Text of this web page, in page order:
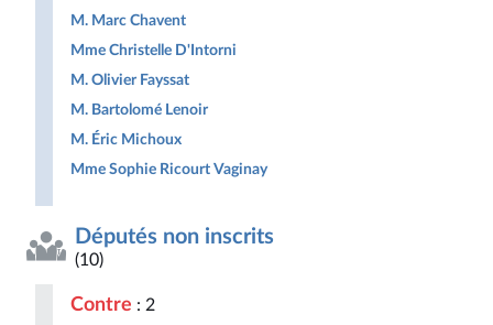
M. Marc Chavent
Mme Christelle D'Intorni
M. Olivier Fayssat
M. Bartolomé Lenoir
M. Éric Michoux
Mme Sophie Ricourt Vaginay
Députés non inscrits
(10)
Contre : 2